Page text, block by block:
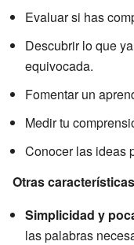
Evaluar si has
Descubrir lo que
equivocada.
Fomentar un
Medir tu
Conocer las ideas
Otras
Simplicidad y
las palabras